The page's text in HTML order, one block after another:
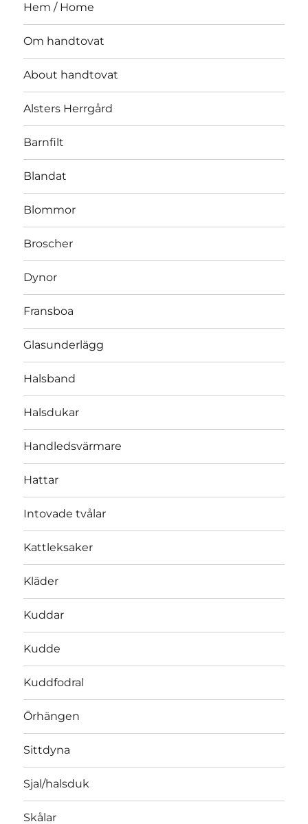
Hem / Home
Om handtovat
About handtovat
Alsters Herrgård
Barnfilt
Blandat
Blommor
Broscher
Dynor
Fransboa
Glasunderlägg
Halsband
Halsdukar
Handledsvärmare
Hattar
Intovade tvålar
Kattleksaker
Kläder
Kuddar
Kudde
Kuddfodral
Örhängen
Sittdyna
Sjal/halsduk
Skålar